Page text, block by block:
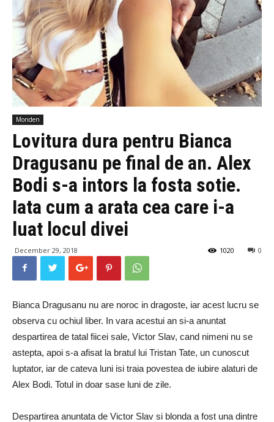
Monden
Lovitura dura pentru Bianca
Dragusanu pe final de an. Alex
Bodi s-a intors la fosta sotie.
Iata cum a arata cea care i-a
luat locul divei
December 29, 2018 0
1020
Bianca Dragusanu nu are noroc in dragoste, iar acest lucru se
observa cu ochiul liber. In vara acestui an si-a anuntat
despartirea de tatal fiicei sale, Victor Slav, cand nimeni nu se
astepta, apoi s-a afisat la bratul lui Tristan Tate, un cunoscut
luptator, iar de cateva luni isi traia povestea de iubire alaturi de
Alex Bodi. Totul in doar sase luni de zile.
Despartirea anuntata de Victor Slav si blonda a fost una dintre